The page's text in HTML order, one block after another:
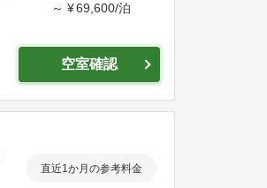
～ ¥69,600/泊
空室確認
直近1か月の参考料金